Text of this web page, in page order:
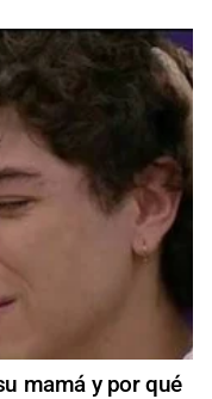
mamá y por qué